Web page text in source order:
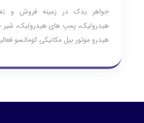
جواهر یدک در زمینه فروش و
هیدرولیک، پمپ های هیدرولیک، شیر
هیدرو موتور بیل مکانیکی کوماتسو